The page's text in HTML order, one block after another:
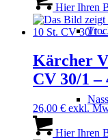
Hier Ihren
Kärcher
CV 30/1 –
26,00 € exkl.
Hier Ihren